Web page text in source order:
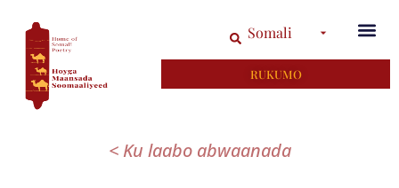
Somali
RUKUMO
< Ku laabo abwaanada